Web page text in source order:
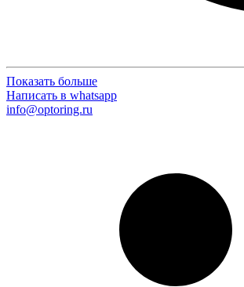
Показать больше
Написать в whatsapp
info@optoring.ru